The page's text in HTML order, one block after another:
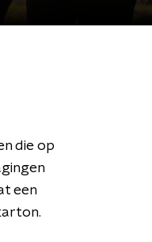
die op
een